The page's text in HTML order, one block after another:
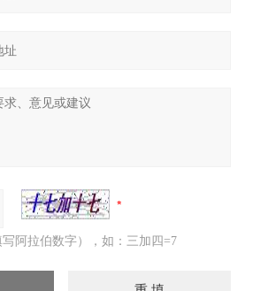
阿拉伯数字），如：三加四=7